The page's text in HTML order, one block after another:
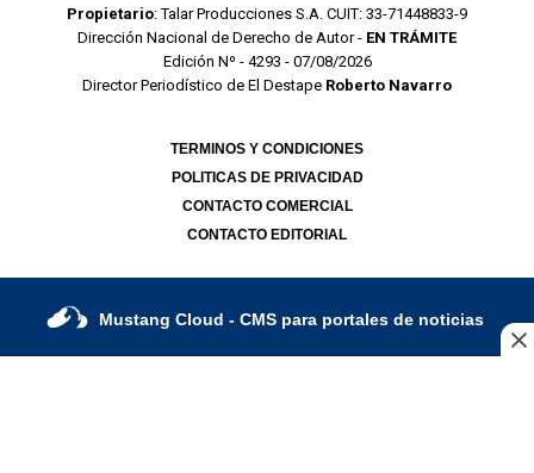
Propietario: Talar Producciones S.A. CUIT: 33-71448833-9
Dirección Nacional de Derecho de Autor - EN TRÁMITE
Edición Nº - 4293 - 07/08/2026
Director Periodístico de El Destape Roberto Navarro
TERMINOS Y CONDICIONES
POLITICAS DE PRIVACIDAD
CONTACTO COMERCIAL
CONTACTO EDITORIAL
Mustang Cloud - CMS para portales de noticias